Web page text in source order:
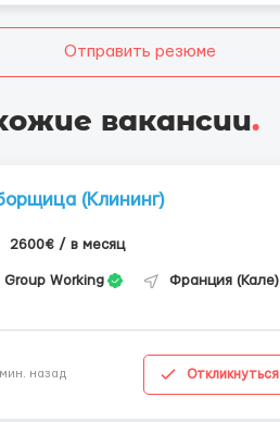
Отправить резюме
вакансии.
(Клининг)
2600€ / в месяц
Group Working Франция (Кале)
назад Откликнуться